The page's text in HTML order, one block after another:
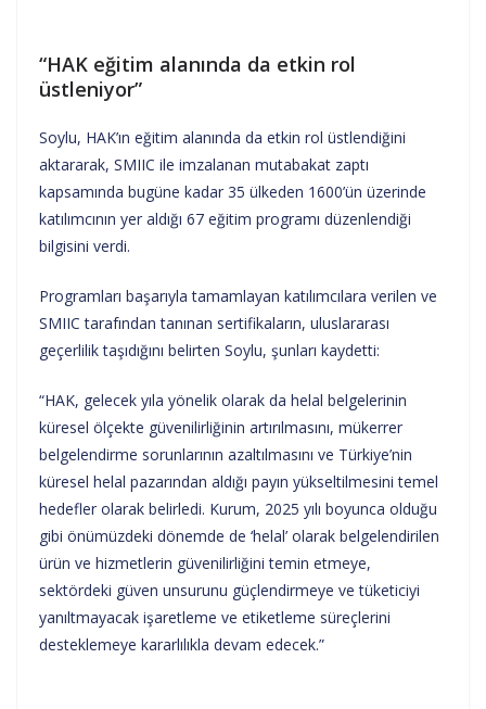
“HAK eğitim alanında da etkin rol
üstleniyor”
Soylu, HAK’ın eğitim alanında da etkin rol üstlendiğini
aktararak, SMIIC ile imzalanan mutabakat zaptı
kapsamında bugüne kadar 35 ülkeden 1600’ün üzerinde
katılımcının yer aldığı 67 eğitim programı düzenlendiği
bilgisini verdi.
Programları başarıyla tamamlayan katılımcılara verilen ve
SMIIC tarafından tanınan sertifikaların, uluslararası
geçerlilik taşıdığını belirten Soylu, şunları kaydetti:
“HAK, gelecek yıla yönelik olarak da helal belgelerinin
küresel ölçekte güvenilirliğinin artırılmasını, mükerrer
belgelendirme sorunlarının azaltılmasını ve Türkiye’nin
küresel helal pazarından aldığı payın yükseltilmesini temel
hedefler olarak belirledi. Kurum, 2025 yılı boyunca olduğu
gibi önümüzdeki dönemde de ‘helal’ olarak belgelendirilen
ürün ve hizmetlerin güvenilirliğini temin etmeye,
sektördeki güven unsurunu güçlendirmeye ve tüketiciyi
yanıltmayacak işaretleme ve etiketleme süreçlerini
desteklemeye kararlılıkla devam edecek.”